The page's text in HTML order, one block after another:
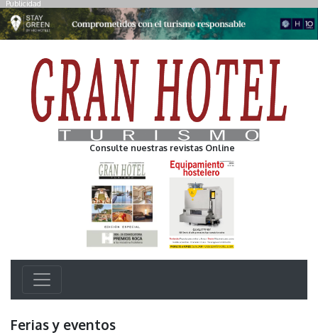
Publicidad
Consulte nuestras revistas Online
Ferias y eventos